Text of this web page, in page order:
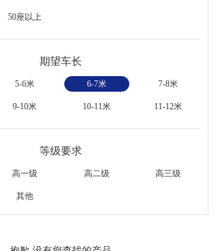
50座以上
期望车长
5-6米 6-7米 7-8米
9-10米 10-11米 11-12米
等级要求
高一级 高二级 高三级
其他